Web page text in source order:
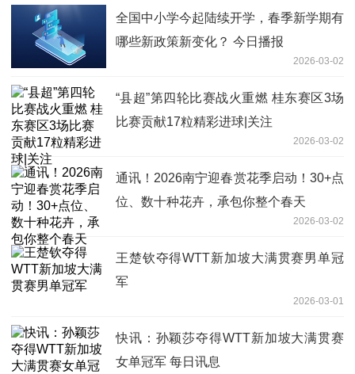
全国中小学今起陆续开学，春季新学期有
哪些新政策新变化？ 今日播报
2026-03-02
“县超”第四轮比赛战火重燃 桂东赛区3场
比赛贡献17粒精彩进球|关注
2026-03-02
通讯！2026南宁迎春赏花季启动！30+点
位、数十种花卉，承包你整个春天
2026-03-02
王楚钦夺得WTT新加坡大满贯赛男单冠
军
2026-03-01
快讯：孙颖莎夺得WTT新加坡大满贯赛
女单冠军 每日讯息